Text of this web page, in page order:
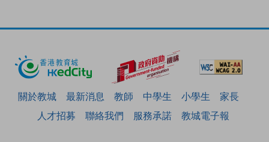
關於教城 最新消息 教師 中學生 小學生
家長
人才招募
聯絡我們 服務承諾 教城電子報